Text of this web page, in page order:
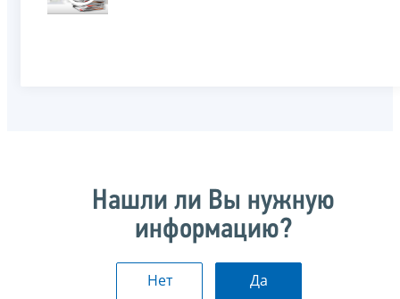
Нашли ли Вы нужную
информацию?
Нет Да